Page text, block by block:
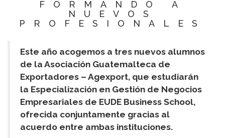
FORMANDO A
NUEVOS
PROFESIONALES
Este año acogemos a tres nuevos alumnos
de la Asociación Guatemalteca de
Exportadores – Agexport, que estudiarán
la Especialización en Gestión de Negocios
Empresariales de EUDE Business School,
ofrecida conjuntamente gracias al
acuerdo entre ambas instituciones.